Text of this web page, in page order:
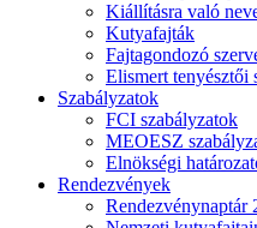
Kiállításra való
Kutyafajták
Fajtagondozó
Elismert tenyésztői
Szabályzatok
FCI szabályzatok
MEOESZ
Elnökségi
Rendezvények
Rendezvénynaptár